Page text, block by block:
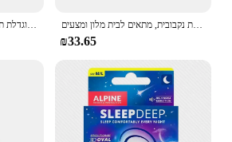
עיסוי בסיבי סויה כרית צוואר הרחם עם תכונות נקבובית, מתאים לבית מלון ומצעים
₪33.65